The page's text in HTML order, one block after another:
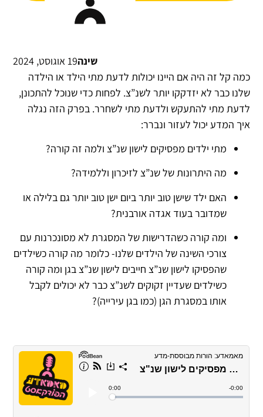
19 אוגוסט, 2024שינה
כמה קל זה היה אם היינו יכולות לדעת מתי הילד או הילדה
שלנו כבר לא יזדקקו יותר לשנ”צ. לפחות כדי שנוכל להתכונן,
לדעת מתי להתעקש ולדעת מתי לשחרר. בפרק הזה נגלה
איך המדע יכול לעזור ונברר:
מתי ילדים מפסיקים לישון שנ”צ ולמה זה קורה?
מה היתרונות של שנ”צ לזיכרון וללמידה?
האם ילד שישן טוב יותר ביום ישן טוב יותר גם בלילה או
שמדובר בעוד אגדה אורבנית?
ומה קורה כשהדרישות של המסגרת לא מסונכרנות עם
צורכי השינה של הילדים שלנו- כלומר מה קורה כשילדים
שהפסיקו לישון שנ”צ חייבים לישון שנ”צ בגן ומה קורה
כשילדים שעדיין זקוקים לשנ”צ כבר לא יכולים לקבל
אותו במסגרת הגן (כמו בגן עירייה)?